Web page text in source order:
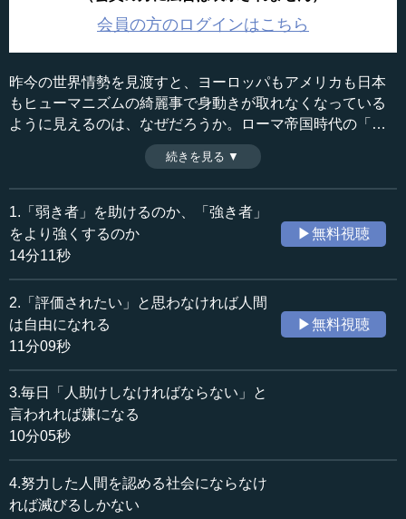
会員の方のログインはこちら
昨今の世界情勢を見渡すと、ヨーロッパもアメリカも日本
もヒューマニズムの綺麗事で身動きが取れなくなっている
ように見えるのは、なぜだろうか。ローマ帝国時代の「最
善のものが堕落した場合、最悪のものになる」ということ
わざが、その大きなヒントとなる。「弱い者を助けよ」と
いう風潮があるが、今大切にすべきは、逆に「強い者を助
ける」ことなのかもしれない。その視点から、明治日本の
気概について見ていく。（全8話中第1話）
※インタビュアー：神藏孝之（テンミニッツTV論説主幹）
収録日：2024年1月31日
追加日：2024年3月29日
カテゴリー：
哲学・思想
≪全文≫
●「最善が堕落した場合、最悪になる」
執行 今、思想的に日本社会に一番重要なものが何かを考
ューマニズムが行き過ぎて、ヨーロッパもアメリカも日本
も身動きが取れなくなっています。
―― おっしゃる通りです。
執行 ローマ帝国が滅びるとき、ローマ帝国の賢者たちが
続きを見る ▼
1.「弱き者」を助けるのか、「強き者」
をより強くするのか
14分11秒
▶無料視聴
2.「評価されたい」と思わなければ人間
は自由になれる
11分09秒
▶無料視聴
3.毎日「人助けしなければならない」と
言われれば嫌になる
10分05秒
4.努力した人間を認める社会にならなけ
れば滅びるしかない